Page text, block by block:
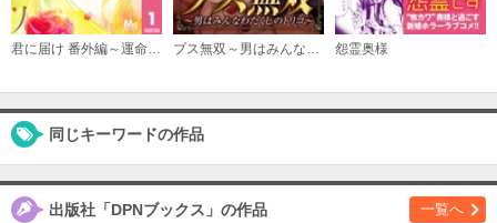
購入する
必要ポイント：200
購入する
（13）
君に届け 番外編～運命の人～ ブス無双～男はみんなわたくしのトリコ～ 怨霊奥様
同じキーワードの作品
出版社「DPNブックス」の作品 一覧へ